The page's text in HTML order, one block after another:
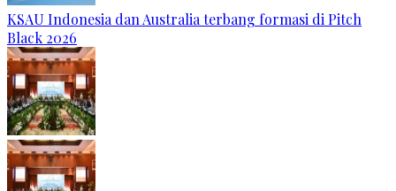
KSAU Indonesia dan Australia terbang formasi di Pitch
Black 2026